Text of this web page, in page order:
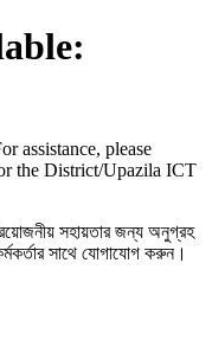
assistance, please
the District/Upazila ICT
সহায়তার জন্য অনুগ্রহ
সাথে যোগাযোগ করুন।